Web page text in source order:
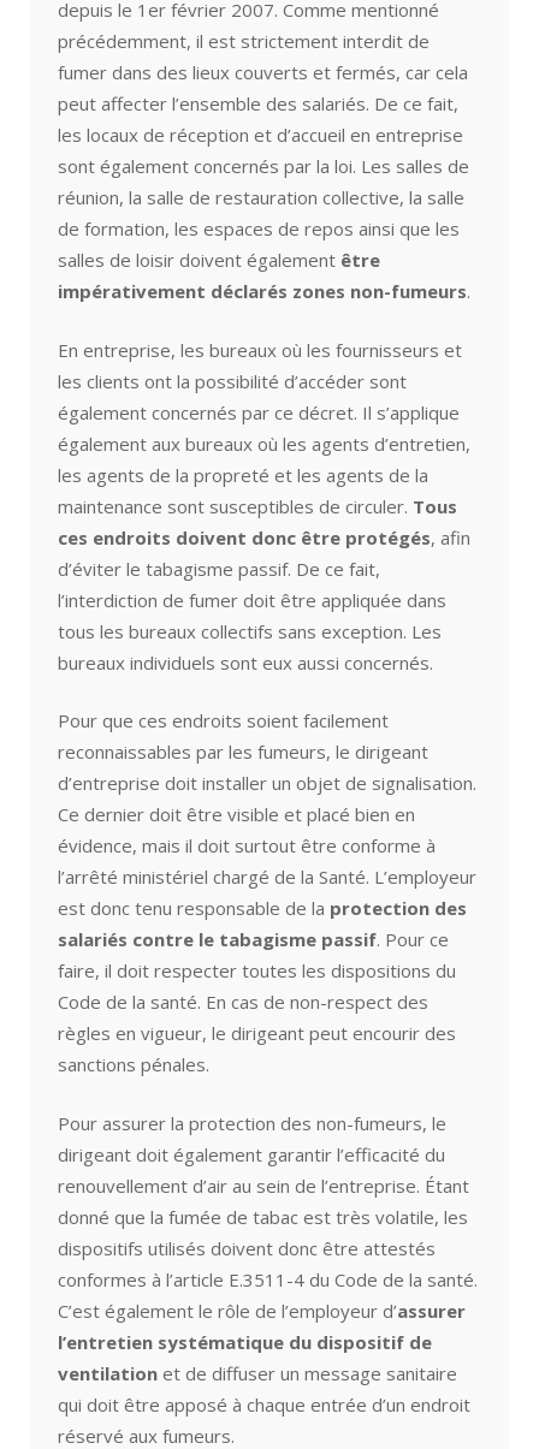
depuis le 1er février 2007. Comme mentionné
précédemment, il est strictement interdit de
fumer dans des lieux couverts et fermés, car cela
peut affecter l’ensemble des salariés. De ce fait,
les locaux de réception et d’accueil en entreprise
sont également concernés par la loi. Les salles de
réunion, la salle de restauration collective, la salle
de formation, les espaces de repos ainsi que les
salles de loisir doivent également être
impérativement déclarés zones non-fumeurs.
En entreprise, les bureaux où les fournisseurs et
les clients ont la possibilité d’accéder sont
également concernés par ce décret. Il s’applique
également aux bureaux où les agents d’entretien,
les agents de la propreté et les agents de la
maintenance sont susceptibles de circuler. Tous
ces endroits doivent donc être protégés, afin
d’éviter le tabagisme passif. De ce fait,
l’interdiction de fumer doit être appliquée dans
tous les bureaux collectifs sans exception. Les
bureaux individuels sont eux aussi concernés.
Pour que ces endroits soient facilement
reconnaissables par les fumeurs, le dirigeant
d’entreprise doit installer un objet de signalisation.
Ce dernier doit être visible et placé bien en
évidence, mais il doit surtout être conforme à
l’arrêté ministériel chargé de la Santé. L’employeur
est donc tenu responsable de la protection des
salariés contre le tabagisme passif. Pour ce
faire, il doit respecter toutes les dispositions du
Code de la santé. En cas de non-respect des
règles en vigueur, le dirigeant peut encourir des
sanctions pénales.
Pour assurer la protection des non-fumeurs, le
dirigeant doit également garantir l’efficacité du
renouvellement d’air au sein de l’entreprise. Étant
donné que la fumée de tabac est très volatile, les
dispositifs utilisés doivent donc être attestés
conformes à l’article E.3511-4 du Code de la santé.
C’est également le rôle de l’employeur d’assurer
l’entretien systématique du dispositif de
ventilation et de diffuser un message sanitaire
qui doit être apposé à chaque entrée d’un endroit
réservé aux fumeurs.